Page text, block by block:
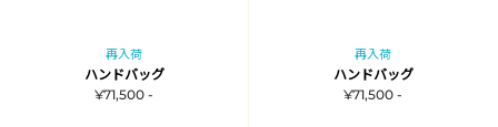
再入荷
ハンドバッグ
¥71,500 -
再入荷
ハンドバッグ
¥71,500 -